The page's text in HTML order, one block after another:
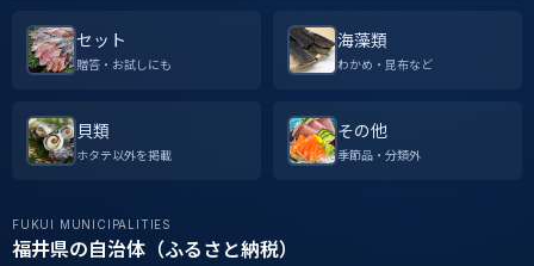
セット
贈答・お試しにも
海藻類
わかめ・昆布など
貝類
ホタテ以外を掲載
その他
季節品・分類外
FUKUI MUNICIPALITIES
福井県の自治体（ふるさと納税）